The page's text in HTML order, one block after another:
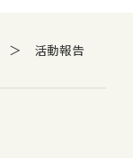
＞ 活動報告